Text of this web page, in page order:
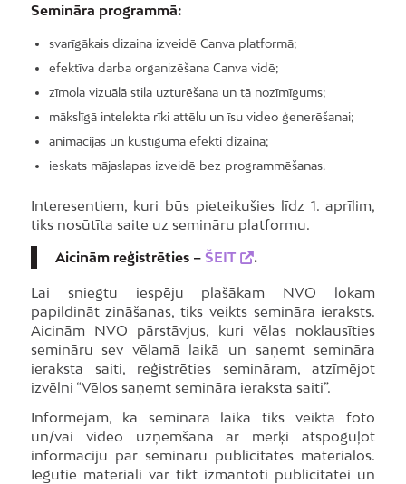
Semināra programmā:
svarīgākais dizaina izveidē Canva platformā;
efektīva darba organizēšana Canva vidē;
zīmola vizuālā stila uzturēšana un tā nozīmīgums;
mākslīgā intelekta rīki attēlu un īsu video ģenerēšanai;
animācijas un kustīguma efekti dizainā;
ieskats mājaslapas izveidē bez programmēšanas.
Interesentiem, kuri būs pieteikušies līdz 1. aprīlim,
tiks nosūtīta saite uz semināru platformu.
Aicinām reģistrēties – ŠEIT .
Lai sniegtu iespēju plašākam NVO lokam
papildināt zināšanas, tiks veikts semināra ieraksts.
Aicinām NVO pārstāvjus, kuri vēlas noklausīties
semināru sev vēlamā laikā un saņemt semināra
ieraksta saiti, reģistrēties semināram, atzīmējot
izvēlni “Vēlos saņemt semināra ieraksta saiti”.
Informējam, ka semināra laikā tiks veikta foto
un/vai video uzņemšana ar mērķi atspoguļot
informāciju par semināru publicitātes materiālos.
Iegūtie materiāli var tikt izmantoti publicitātei un